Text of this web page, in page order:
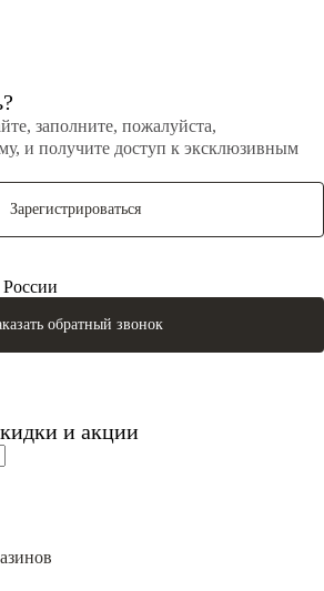
заполните, пожалуйста,
и получите доступ к эксклюзивным
Зарегистрироваться
обратный звонок
и акции